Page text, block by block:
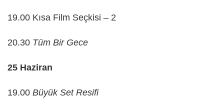
19.00 Kısa Film Seçkisi – 2
20.30 Tüm Bir Gece
25 Haziran
19.00 Büyük Set Resifi